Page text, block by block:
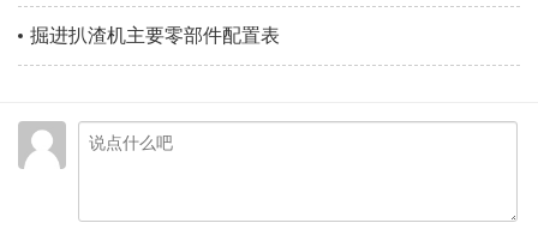
掘进扒渣机主要零部件配置表